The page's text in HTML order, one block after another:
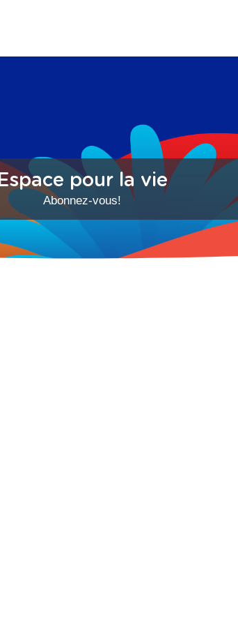
Espace pour la vie
Abonnez-vous!